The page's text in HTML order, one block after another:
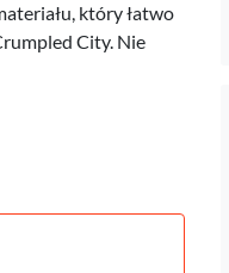
który łatwo
City. Nie